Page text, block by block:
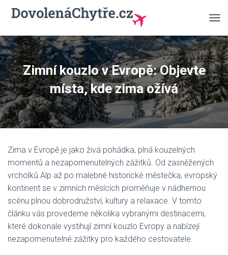
Ř
E
P
N
O
U
T
N
A
V
I
Zimní kouzlo v Evropě: Objevte
místa, kde zima ožívá
Zima v Evropě je jako živá pohádka, plná kouzelných
momentů a nezapomenutelných zážitků. Od zasněžených
vrcholků Alp až po malebné historické městečka, evropský
kontinent se v zimních měsících proměňuje v nádhernou
scénu plnou dobrodružství, kultury a relaxace. V tomto
článku vás provedeme několika vybranými destinacemi,
které dokonale vystihují zimní kouzlo Evropy a nabízejí
nezapomenutelné zážitky pro každého cestovatele.